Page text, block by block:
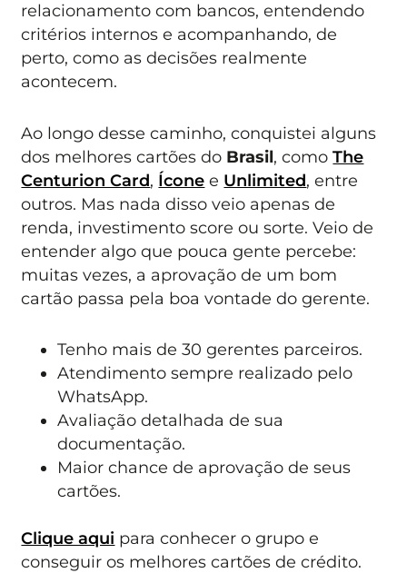
relacionamento com bancos, entendendo
critérios internos e acompanhando, de
perto, como as decisões realmente
acontecem.
Ao longo desse caminho, conquistei alguns
dos melhores cartões do Brasil, comoThe
Centurion Card, Ícone e Unlimited, entre
outros. Mas nada disso veio apenas de
renda, investimento score ou sorte. Veio de
entender algo que pouca gente percebe:
muitas vezes, a aprovação de um bom
cartão passa pela boa vontade do gerente.
Tenho mais de 30 gerentes parceiros.
Atendimento sempre realizado pelo
WhatsApp.
Avaliação detalhada de sua
documentação.
Maior chance de aprovação de seus
cartões.
Clique aqui para conhecer o grupo e
conseguir os melhores cartões de crédito.